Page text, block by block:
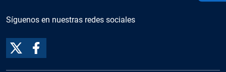
Síguenos en nuestras redes sociales